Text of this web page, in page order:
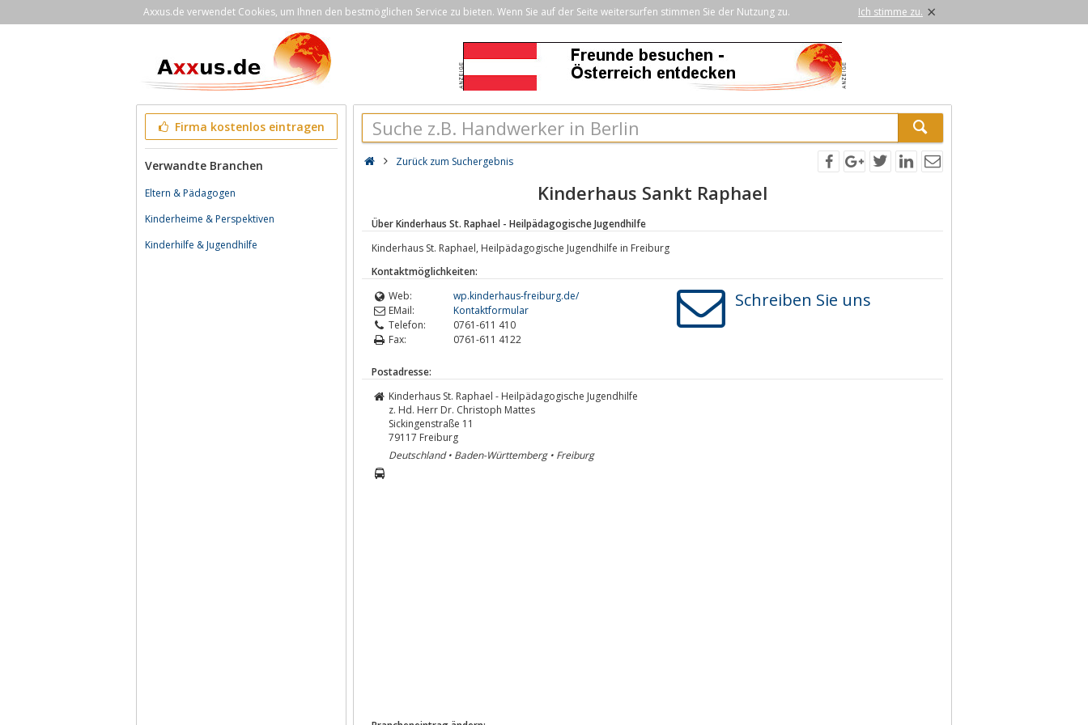
Axxus.de verwendet Cookies, um Ihnen den bestmöglichen Service zu bieten. Wenn Sie auf der Seite weitersurfen stimmen Sie der Nutzung zu. Ich stimme zu. ×
Firma kostenlos eintragen
Verwandte Branchen
Eltern & Pädagogen
Kinderheime & Perspektiven
Kinderhilfe & Jugendhilfe
Zurück zum Suchergebnis
Kinderhaus Sankt Raphael
Über Kinderhaus St. Raphael - Heilpädagogische Jugendhilfe
Kinderhaus St. Raphael, Heilpädagogische Jugendhilfe in Freiburg
Kontaktmöglichkeiten:
Web:
wp.kinderhaus-freiburg.de/
EMail:
Kontaktformular
Telefon:
0761-611 410
Fax:
0761-611 4122
Schreiben Sie uns
Postadresse:
Kinderhaus St. Raphael - Heilpädagogische Jugendhilfe
z. Hd. Herr Dr. Christoph Mattes
Sickingenstraße 11
79117 Freiburg
Deutschland • Baden-Württemberg • Freiburg